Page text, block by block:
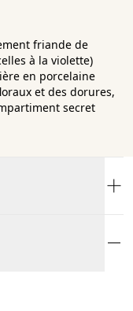
friande de
à la violette)
en porcelaine
et des dorures,
secret